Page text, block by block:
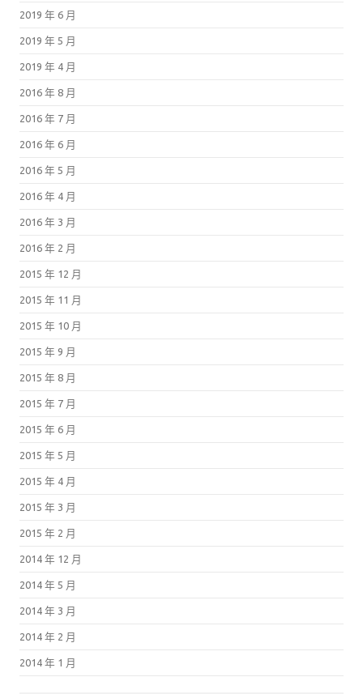
2019 年 6 月
2019 年 5 月
2019 年 4 月
2016 年 8 月
2016 年 7 月
2016 年 6 月
2016 年 5 月
2016 年 4 月
2016 年 3 月
2016 年 2 月
2015 年 12 月
2015 年 11 月
2015 年 10 月
2015 年 9 月
2015 年 8 月
2015 年 7 月
2015 年 6 月
2015 年 5 月
2015 年 4 月
2015 年 3 月
2015 年 2 月
2014 年 12 月
2014 年 5 月
2014 年 3 月
2014 年 2 月
2014 年 1 月